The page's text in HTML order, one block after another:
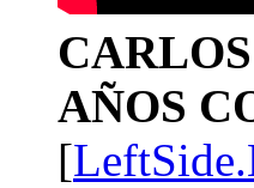
AÑOS
[